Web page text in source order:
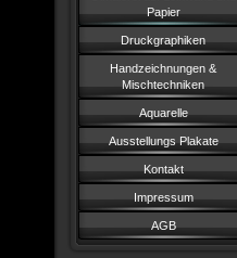
Papier
Druckgraphiken
Handzeichnungen &
Mischtechniken
Aquarelle
Ausstellungs Plakate
Kontakt
Impressum
AGB